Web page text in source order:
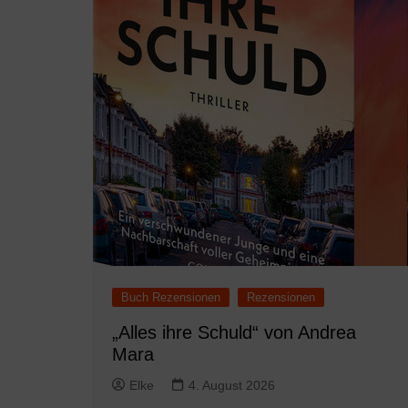
Buch Rezensionen Rezensionen
„Alles ihre Schuld“ von Andrea
Mara
Elke 4. August 2026